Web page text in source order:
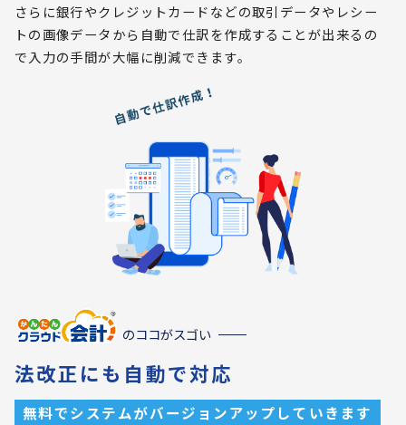
さらに銀行やクレジットカードなどの取引データやレシー
トの画像データから自動で仕訳を作成することが出来るの
で入力の手間が大幅に削減できます。
のココがスゴい
法改正にも自動で対応
無料でシステムがバージョンアップしていきます